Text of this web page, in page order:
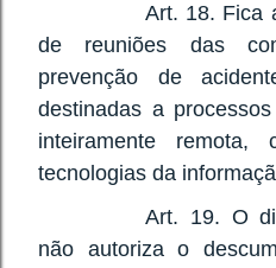
Art. 18. Fica
de reuniões das
prevenção de
destinadas a
inteiramente
tecnologias da
Art. 19. O
não autoriza o